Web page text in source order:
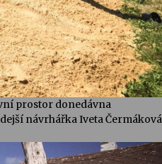
prostor donedávna
návrhářka Iveta Čermáková